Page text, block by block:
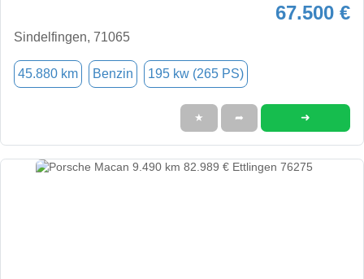
67.500 €
Sindelfingen, 71065
45.880 km Benzin 195 kw (265 PS)
★ ➦ ➜